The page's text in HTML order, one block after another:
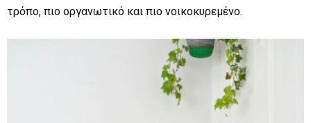
τρόπο, πιο οργανωτικό και πιο νοικοκυρεμένο.